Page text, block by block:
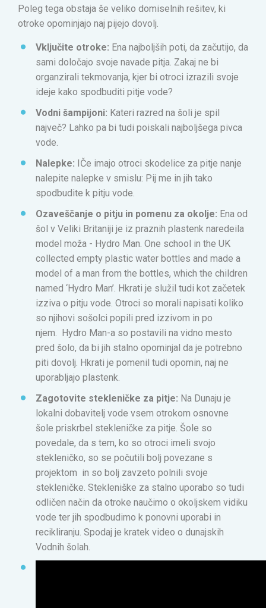
Poleg tega obstaja še veliko domiselnih rešitev, ki
otroke opominjajo naj pijejo dovolj.
Vključite otroke: Ena najboljših poti, da začutijo, da
sami določajo svoje navade pitja. Zakaj ne bi
organzirali tekmovanja, kjer bi otroci izrazili svoje
ideje kako spodbuditi pitje vode?
Vodni šampijoni: Kateri razred na šoli je spil
največ? Lahko pa bi tudi poiskali najboljšega pivca
vode.
Nalepke: IČe imajo otroci skodelice za pitje nanje
nalepite nalepke v smislu: Pij me in jih tako
spodbudite k pitju vode.
Ozaveščanje o pitju in pomenu za okolje: Ena od
šol v Veliki Britaniji je iz praznih plastenk naredeila
model moža - Hydro Man. One school in the UK
collected empty plastic water bottles and made a
model of a man from the bottles, which the children
named ‘Hydro Man’. Hkrati je služil tudi kot začetek
izziva o pitju vode. Otroci so morali napisati koliko
so njihovi sošolci popili pred izzivom in po
njem. Hydro Man-a so postavili na vidno mesto
pred šolo, da bi jih stalno opominjal da je potrebno
piti dovolj. Hkrati je pomenil tudi opomin, naj ne
uporabljajo plastenk.
Zagotovite stekleničke za pitje: Na Dunaju je
lokalni dobavitelj vode vsem otrokom osnovne
šole priskrbel stekleničke za pitje. Šole so
povedale, da s tem, ko so otroci imeli svojo
stekleničko, so se počutili bolj povezane s
projektom in so bolj zavzeto polnili svoje
stekleničke. Stekleniške za stalno uporabo so tudi
odličen način da otroke naučimo o okoljskem vidiku
vode ter jih spodbudimo k ponovni uporabi in
recikliranju. Spodaj je kratek video o dunajskih
Vodnih šolah.